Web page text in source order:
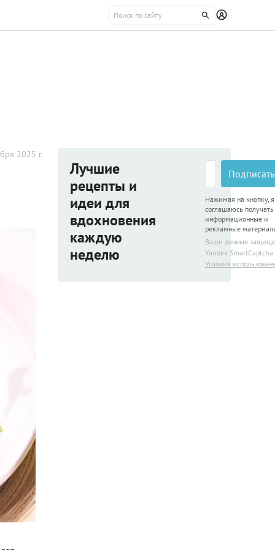
2025 г.
Лучшие
рецепты и
идеи для
вдохновения
каждую
неделю
Нажимая на кнопку, я
соглашаюсь получать
информационные и
рекламные
Ваши данные
Yandex SmartCaptcha
Условия